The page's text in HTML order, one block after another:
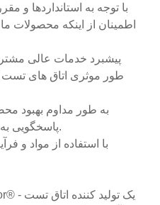
اطمینان از اینکه محصولات
طور موثری اتاق های تست
پاسخگویی به نیازهای مشتری و روند صنعت.